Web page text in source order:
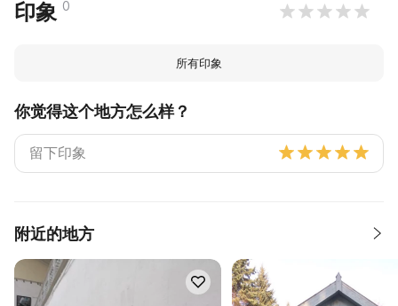
印象 0
所有印象
你觉得这个地方怎么样？
附近的地方